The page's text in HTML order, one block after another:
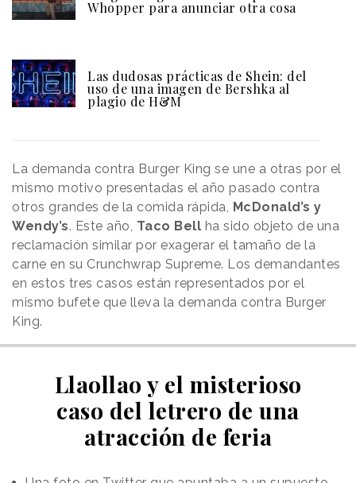
Whopper para anunciar otra cosa
Las dudosas prácticas de Shein: del
uso de una imagen de Bershka al
plagio de H&M
La demanda contra Burger King se une a otras por el
mismo motivo presentadas el año pasado contra
otros grandes de la comida rápida, McDonald’s y
Wendy’s. Este año, Taco Bell ha sido objeto de una
reclamación similar por exagerar el tamaño de la
carne en su Crunchwrap Supreme. Los demandantes
en estos tres casos están representados por el
mismo bufete que lleva la demanda contra Burger
King.
Llaollao y el misterioso
caso del letrero de una
atracción de feria